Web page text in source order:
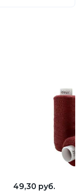
49,30 руб.